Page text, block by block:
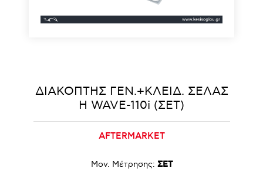
ΔΙΑΚΟΠΤΗΣ ΓΕΝ.+ΚΛΕΙΔ. ΣΕΛΑΣ
Η WAVE-110i (ΣΕΤ)
AFTERMARKET
Μον. Μέτρησης: ΣΕΤ